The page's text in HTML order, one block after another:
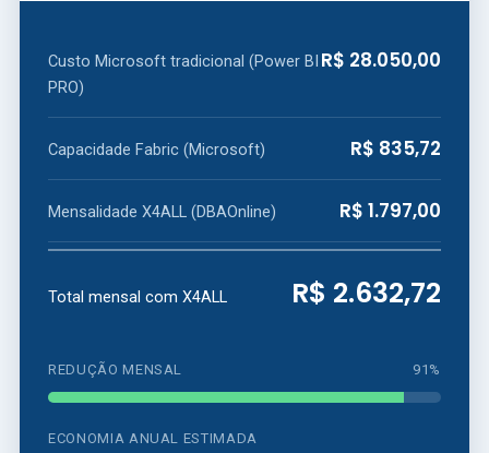
Custo Microsoft tradicional (Power BI
PRO)
R$ 28.050,00
Capacidade Fabric (Microsoft) R$ 835,72
Mensalidade X4ALL (DBAOnline) R$ 1.797,00
Total mensal com X4ALL R$ 2.632,72
REDUÇÃO MENSAL 91%
ECONOMIA ANUAL ESTIMADA